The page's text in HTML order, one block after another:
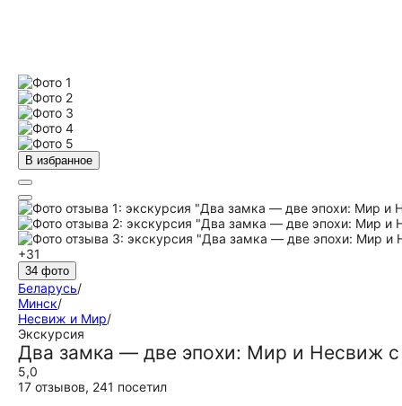
В избранное
+31
34 фото
Беларусь/
Минск/
Несвиж и Мир/
Экскурсия
Два замка — две эпохи: Мир и Несвиж
5,0
17 отзывов, 241 посетил